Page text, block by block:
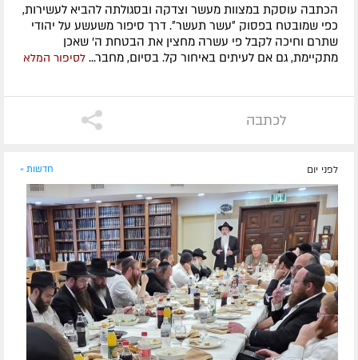
הכתבה עוסקת במצוות מעשר וצדקה ובסגולתה להביא לעשירות,
כפי שמובטח בפסוק ״עשר תעשר״. דרך סיפור משעשע על יהודי
שתרם וחיכה לקבל פי עשרה מחצין את הבטחת ה' שאכן
מתקיימת, גם אם לעיתים באיחור קל. בסיום, מחבר... לסיפור המלא
לכתבה
לפני יום חדשות »